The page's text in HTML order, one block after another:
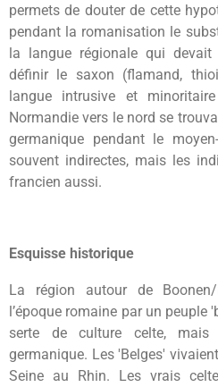
permets de douter de cette
pendant la romanisation le
la langue régionale qui
définir le saxon (flamand,
langue intrusive et
Normandie vers le nord se
germanique pendant le
souvent indirectes, mais les
francien aussi.
Esquisse historique
La région autour de
l’époque romaine par un peuple
serte de culture celte, mais
germanique. Les 'Belges'
Seine au Rhin. Les vrais